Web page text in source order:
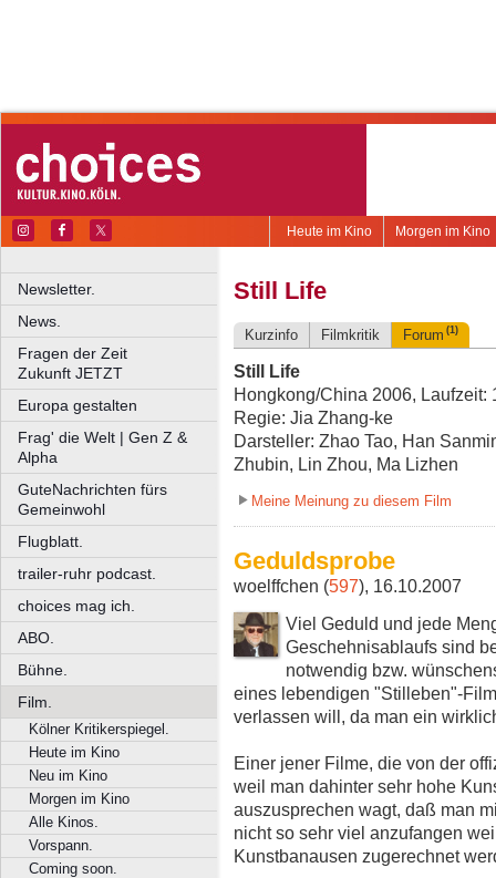
Morgen im Kino
Heute im Kino
Newsletter.
News.
Fragen der Zeit
Zukunft JETZT
Europa gestalten
Frag' die Welt | Gen Z &
Alpha
GuteNachrichten fürs
Gemeinwohl
Flugblatt.
trailer-ruhr podcast.
choices mag ich.
ABO.
Bühne.
Film.
Kölner Kritikerspiegel.
Heute im Kino
Neu im Kino
Morgen im Kino
Alle Kinos.
Vorspann.
Coming soon.
Still Life
Kurzinfo Filmkritik Forum (1)
Still Life
Hongkong/China 2006, Laufzeit:
Regie: Jia Zhang-ke
Darsteller: Zhao Tao, Han
Zhubin, Lin Zhou, Ma Lizhen
Meine Meinung zu diesem Film
Geduldsprobe
woelffchen (597), 16.10.2007
Viel Geduld und jede
Geschehnisablaufs sind
notwendig bzw.
eines lebendigen "Stilleben"-
verlassen will, da man ein
Einer jener Filme, die von der
weil man dahinter sehr hohe
auszusprechen wagt, daß man
nicht so sehr viel anzufangen
Kunstbanausen zugerechnet